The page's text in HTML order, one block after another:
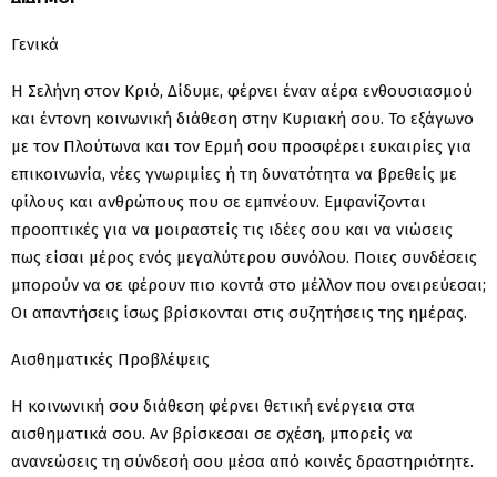
Γενικά
Η Σελήνη στον Κριό, Δίδυμε, φέρνει έναν αέρα ενθουσιασμού
και έντονη κοινωνική διάθεση στην Κυριακή σου. Το εξάγωνο
με τον Πλούτωνα και τον Ερμή σου προσφέρει ευκαιρίες για
επικοινωνία, νέες γνωριμίες ή τη δυνατότητα να βρεθείς με
φίλους και ανθρώπους που σε εμπνέουν. Εμφανίζονται
προοπτικές για να μοιραστείς τις ιδέες σου και να νιώσεις
πως είσαι μέρος ενός μεγαλύτερου συνόλου. Ποιες συνδέσεις
μπορούν να σε φέρουν πιο κοντά στο μέλλον που ονειρεύεσαι;
Οι απαντήσεις ίσως βρίσκονται στις συζητήσεις της ημέρας.
Αισθηματικές Προβλέψεις
Η κοινωνική σου διάθεση φέρνει θετική ενέργεια στα
αισθηματικά σου. Αν βρίσκεσαι σε σχέση, μπορείς να
ανανεώσεις τη σύνδεσή σου μέσα από κοινές δραστηριότητε.